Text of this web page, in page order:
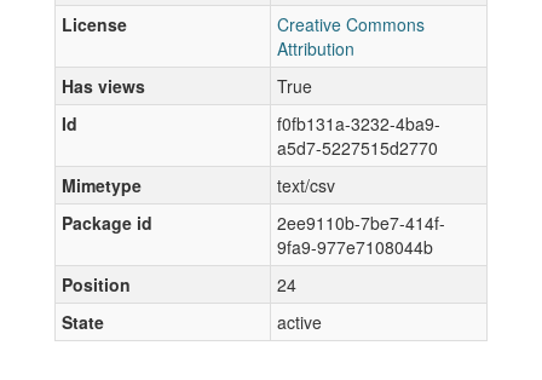
License
Creative Commons
Attribution
Has views
True
Id
f0fb131a-3232-4ba9-
a5d7-5227515d2770
Mimetype
text/csv
Package id
2ee9110b-7be7-414f-
9fa9-977e7108044b
Position
24
State
active